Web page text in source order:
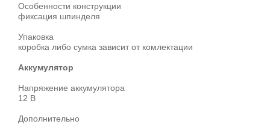
Особенности конструкции
фиксация шпинделя
Упаковка
коробка либо сумка зависит от комлектации
Аккумулятор
Напряжение аккумулятора
12 В
Дополнительно